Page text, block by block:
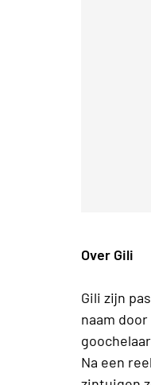
Over Gili
Gili zijn
naam
Na een